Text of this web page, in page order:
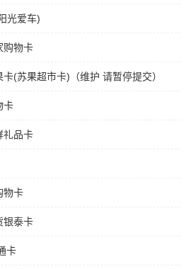
光爱车)
购物卡
(苏果超市卡)（维护 请暂停提交）
卡
礼品卡
物卡
银泰卡
卡